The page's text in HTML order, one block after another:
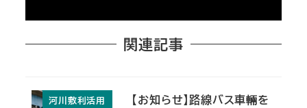
関連記事
河川敷利活用
【お知らせ】路線バス車輛を